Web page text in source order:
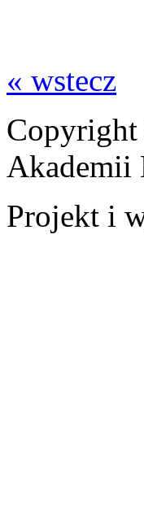
« wstecz
Akademii
Projekt i